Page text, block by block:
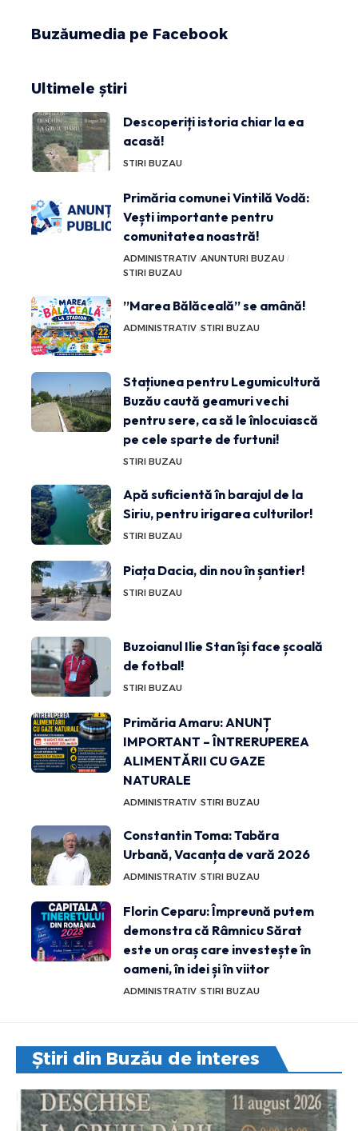
Buzăumedia pe Facebook
Ultimele știri
Descoperiți istoria chiar la ea
acasă!
STIRI BUZAU
Primăria comunei Vintilă Vodă:
Vești importante pentru
comunitatea noastră!
ADMINISTRATIV ANUNTURI BUZAU
STIRI BUZAU
”Marea Bălăceală” se amână!
ADMINISTRATIV STIRI BUZAU
Stațiunea pentru Legumicultură
Buzău caută geamuri vechi
pentru sere, ca să le înlocuiască
pe cele sparte de furtuni!
STIRI BUZAU
Apă suficientă în barajul de la
Siriu, pentru irigarea culturilor!
STIRI BUZAU
Piața Dacia, din nou în șantier!
STIRI BUZAU
Buzoianul Ilie Stan își face școală
de fotbal!
STIRI BUZAU
Primăria Amaru: ANUNȚ
IMPORTANT – ÎNTRERUPEREA
ALIMENTĂRII CU GAZE
NATURALE
ADMINISTRATIV STIRI BUZAU
Constantin Toma: Tabăra
Urbană, Vacanța de vară 2026
ADMINISTRATIV STIRI BUZAU
Florin Ceparu: Împreună putem
demonstra că Râmnicu Sărat
este un oraș care investește în
oameni, în idei și în viitor
ADMINISTRATIV STIRI BUZAU
Știri din Buzău de interes